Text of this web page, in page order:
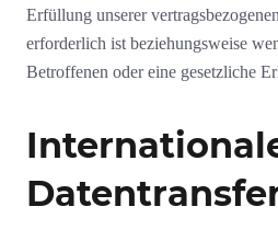
Erfüllung unserer
erforderlich ist beziehungsweise
Betroffenen oder eine gesetzliche